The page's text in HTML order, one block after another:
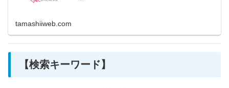
tamashiiweb.com
【検索キーワード】